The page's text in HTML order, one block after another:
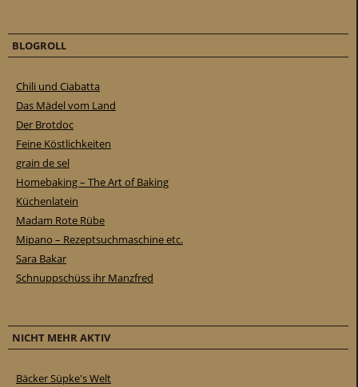
BLOGROLL
Chili und Ciabatta
Das Mädel vom Land
Der Brotdoc
Feine Köstlichkeiten
grain de sel
Homebaking – The Art of Baking
Küchenlatein
Madam Rote Rübe
Mipano – Rezeptsuchmaschine etc.
Sara Bakar
Schnuppschüss ihr Manzfred
NICHT MEHR AKTIV
Bäcker Süpke's Welt